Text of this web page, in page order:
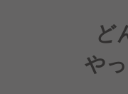
ど
や